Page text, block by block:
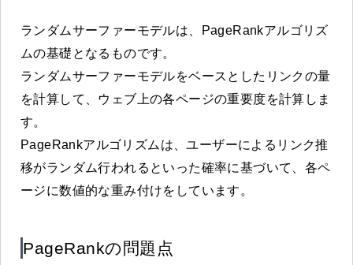
ランダムサーファーモデルは、PageRankアルゴリズ
ムの基礎となるものです。
ランダムサーファーモデルをベースとしたリンクの量
を計算して、ウェブ上の各ページの重要度を計算しま
す。
PageRankアルゴリズムは、ユーザーによるリンク推
移がランダム行われるといった確率に基づいて、各ペ
ージに数値的な重み付けをしています。
PageRankの問題点